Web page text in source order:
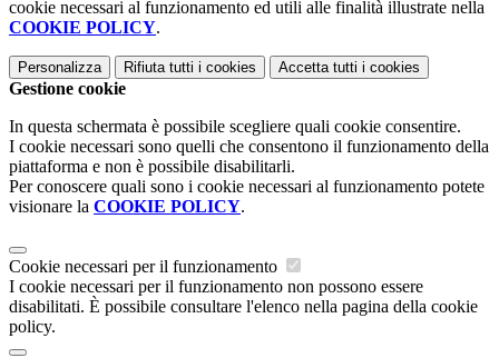
cookie necessari al funzionamento ed utili alle finalità illustrate nella
COOKIE POLICY.
Personalizza Rifiuta tutti i cookies Accetta tutti i cookies
Gestione cookie
In questa schermata è possibile scegliere quali cookie consentire.
I cookie necessari sono quelli che consentono il funzionamento della
piattaforma e non è possibile disabilitarli.
Per conoscere quali sono i cookie necessari al funzionamento potete
visionare la COOKIE POLICY.
Cookie necessari per il funzionamento
I cookie necessari per il funzionamento non possono essere
disabilitati. È possibile consultare l'elenco nella pagina della cookie
policy.